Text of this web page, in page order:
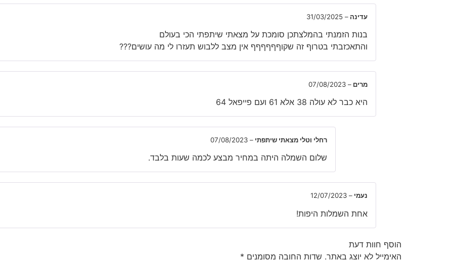
עדינה –
31/03/2025
בנות הזמנתי בהמלצתכן סומכת על מצאתי שיתפתי הכי בעולם
והתאכזבתי בטרוף זה שקוףףףףףף אין מצב ללבוש תעזרו לי מה עושים???
מרים –
07/08/2023
היא כבר לא עולה 38 אלא 61 ועם פייפאל 64
רחלי וטלי מצאתי שיתפתי –
07/08/2023
שלום השמלה היתה במחיר מבצע לכמה שעות בלבד.
נעמי –
12/07/2023
אחת השמלות היפות!
הוסף חוות דעת
האימייל לא יוצג באתר. שדות החובה מסומנים *